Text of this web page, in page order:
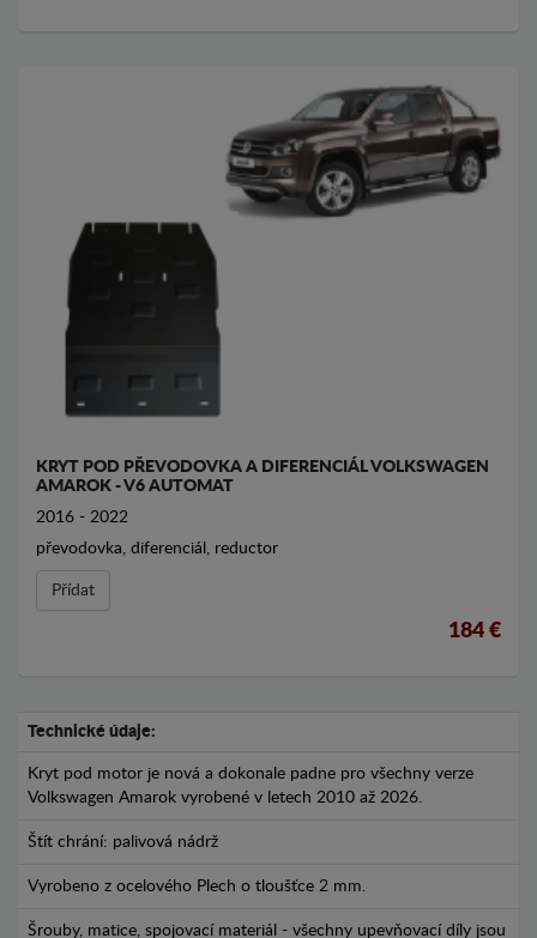
KRYT POD PŘEVODOVKA A DIFERENCIÁL VOLKSWAGEN
AMAROK - V6 AUTOMAT
2016 - 2022
převodovka, diferenciál, reductor
Přídat
184 €
Technické údaje:
Kryt pod motor je nová a dokonale padne pro všechny verze
Volkswagen Amarok vyrobené v letech 2010 až 2026.
Štít chrání: palivová nádrž
Vyrobeno z ocelového Plech o tloušťce 2 mm.
Šrouby, matice, spojovací materiál - všechny upevňovací díly jsou